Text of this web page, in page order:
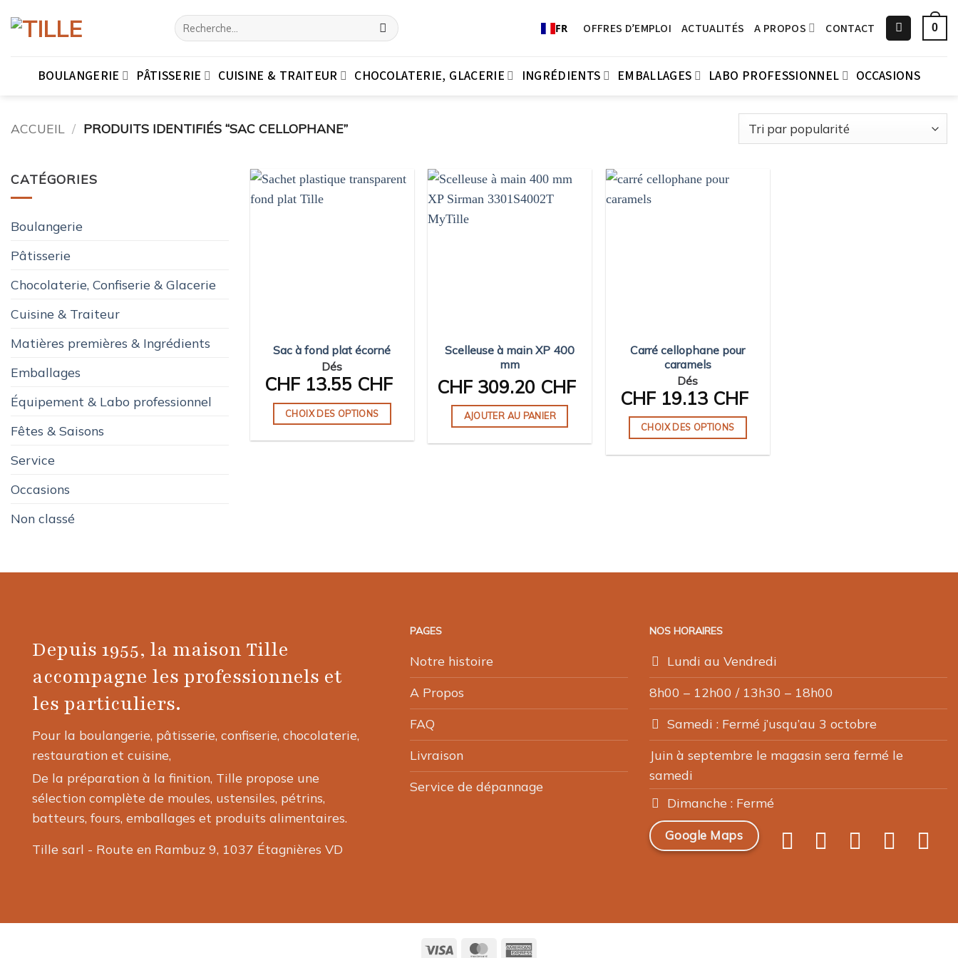
au
Recherche
pour :
FR OFFRES D’EMPLOI ACTUALITÉS A PROPOS CONTACT 0
BOULANGERIE PÂTISSERIE CUISINE & TRAITEUR CHOCOLATERIE, GLACERIE INGRÉDIENTS EMBALLAGES LABO PROFESSIONNEL OCCASIONS
ACCUEIL / PRODUITS IDENTIFIÉS “SAC CELLOPHANE”
CATÉGORIES
Boulangerie
Pâtisserie
Chocolaterie, Confiserie & Glacerie
Cuisine & Traiteur
Matières premières & Ingrédients
Emballages
Équipement & Labo professionnel
Fêtes & Saisons
Service
Occasions
Non classé
Sac à fond plat écorné
Dés
CHF13.55 CHF
CHOIX DES OPTIONS
être
produit
Scelleuse à main XP 400
mm
CHF309.20 CHF
AJOUTER AU PANIER
Carré cellophane pour
caramels
Dés
CHF19.13 CHF
CHOIX DES OPTIONS
peuvent
sur
page
du
produit
Depuis 1955, la maison Tille
accompagne les professionnels et
les particuliers.
Pour la boulangerie, pâtisserie, confiserie, chocolaterie,
restauration et cuisine,
De la préparation à la finition, Tille propose une
sélection complète de moules, ustensiles, pétrins,
batteurs, fours, emballages et produits alimentaires.
Tille sarl - Route en Rambuz 9, 1037 Étagnières VD
PAGES
Notre histoire
A Propos
FAQ
Livraison
Service de dépannage
NOS HORAIRES
Lundi au Vendredi
8h00 – 12h00 / 13h30 – 18h00
Samedi : Fermé j’usqu’au 3 octobre
Juin à septembre le magasin sera fermé le
samedi
Dimanche : Fermé
Google Maps
Visa MasterCard